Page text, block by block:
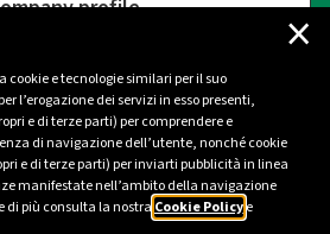
cookie e tecnologie similari per il suo
l’erogazione dei servizi in esso presenti,
e di terze parti) per comprendere e
di navigazione dell’utente, nonché cookie
e di terze parti) per inviarti pubblicità in linea
manifestate nell’ambito della navigazione
di più consulta la nostra Cookie Policye
×
profile
Plenitude - Milano